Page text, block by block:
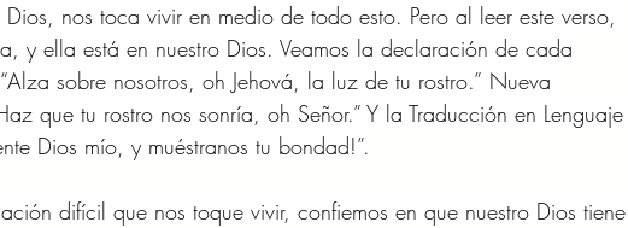
nos toca vivir en medio de todo esto. Pero al leer este verso,
y ella está en nuestro Dios. Veamos la declaración de cada
sobre nosotros, oh Jehová, la luz de tu rostro.” Nueva
que tu rostro nos sonría, oh Señor.” Y la Traducción en Lenguaje
Dios mío, y muéstranos tu bondad!”.
difícil que nos toque vivir, confiemos en que nuestro Dios tiene